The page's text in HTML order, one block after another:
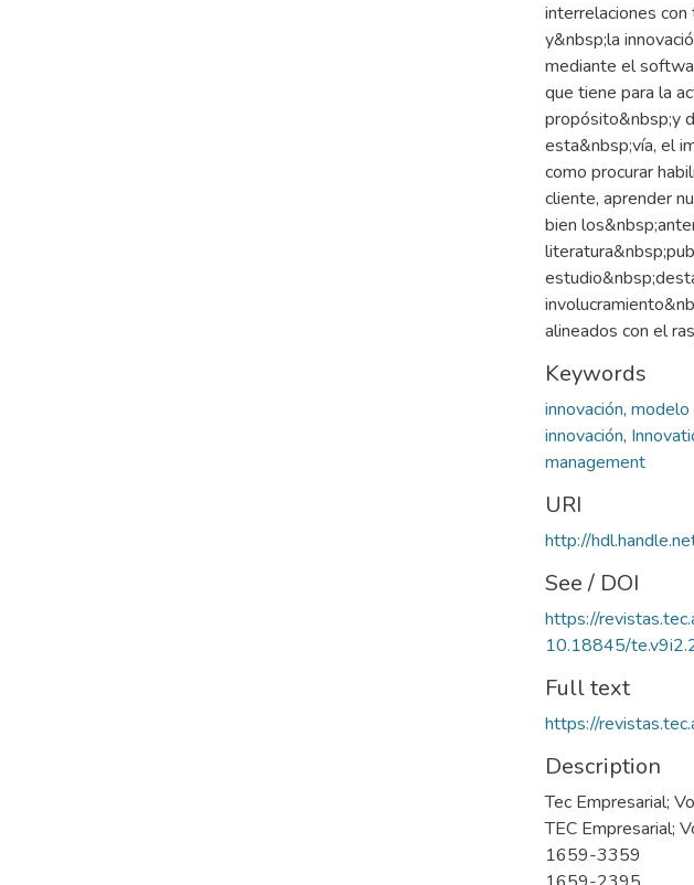
interrelaciones
y&nbsp;la
mediante el
que tiene para la
propósito&nbsp;y
esta&nbsp;vía, el
como procurar
cliente, aprender
bien
alineados con el
Keywords
innovación, modelo
innovación,
management
URI
http://
See / DOI
https://
10.18845/
Full text
https://
Description
Tec Empresarial;
TEC Empresarial;
1659-3359